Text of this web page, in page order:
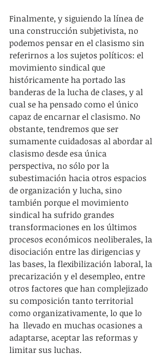
Finalmente, y siguiendo la línea de
una construcción subjetivista, no
podemos pensar en el clasismo sin
referirnos a los sujetos políticos: el
movimiento sindical que
históricamente ha portado las
banderas de la lucha de clases, y al
cual se ha pensado como el único
capaz de encarnar el clasismo. No
obstante, tendremos que ser
sumamente cuidadosas al abordar al
clasismo desde esa única
perspectiva, no sólo por la
subestimación hacia otros espacios
de organización y lucha, sino
también porque el movimiento
sindical ha sufrido grandes
transformaciones en los últimos
procesos económicos neoliberales, la
disociación entre las dirigencias y
las bases, la flexibilización laboral, la
precarización y el desempleo, entre
otros factores que han complejizado
su composición tanto territorial
como organizativamente, lo que lo
ha  llevado en muchas ocasiones a
adaptarse, aceptar las reformas y
limitar sus luchas.